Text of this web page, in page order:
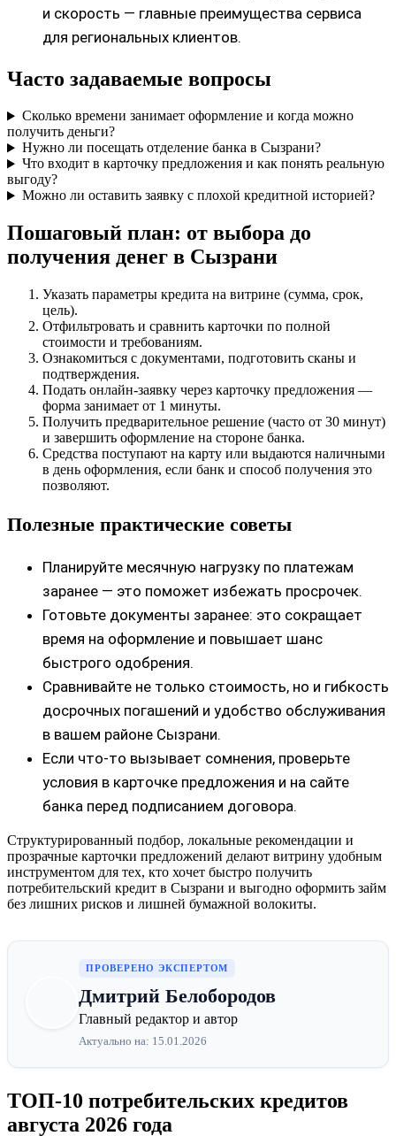
и скорость — главные преимущества сервиса
для региональных клиентов.
Часто задаваемые вопросы
Сколько времени занимает оформление и когда можно
получить деньги?
Нужно ли посещать отделение банка в Сызрани?
Что входит в карточку предложения и как понять реальную
выгоду?
Можно ли оставить заявку с плохой кредитной историей?
Пошаговый план: от выбора до
получения денег в Сызрани
Указать параметры кредита на витрине (сумма, срок,
цель).
Отфильтровать и сравнить карточки по полной
стоимости и требованиям.
Ознакомиться с документами, подготовить сканы и
подтверждения.
Подать онлайн‑заявку через карточку предложения —
форма занимает от 1 минуты.
Получить предварительное решение (часто от 30 минут)
и завершить оформление на стороне банка.
Средства поступают на карту или выдаются наличными
в день оформления, если банк и способ получения это
позволяют.
Полезные практические советы
Планируйте месячную нагрузку по платежам
заранее — это поможет избежать просрочек.
Готовьте документы заранее: это сокращает
время на оформление и повышает шанс
быстрого одобрения.
Сравнивайте не только стоимость, но и гибкость
досрочных погашений и удобство обслуживания
в вашем районе Сызрани.
Если что‑то вызывает сомнения, проверьте
условия в карточке предложения и на сайте
банка перед подписанием договора.
Структурированный подбор, локальные рекомендации и
прозрачные карточки предложений делают витрину удобным
инструментом для тех, кто хочет быстро получить
потребительский кредит в Сызрани и выгодно оформить займ
без лишних рисков и лишней бумажной волокиты.
ПРОВЕРЕНО ЭКСПЕРТОМ
Дмитрий Белобородов
Главный редактор и автор
Актуально на: 15.01.2026
ТОП-10 потребительских кредитов
августа 2026 года